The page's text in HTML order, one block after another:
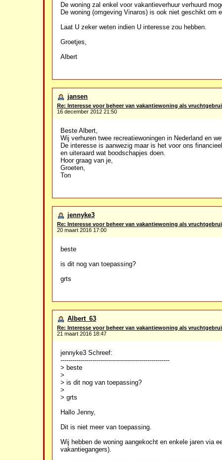
De woning zal enkel voor vakantieverhuur verhuurd
De woning (omgeving Vinaros) is ook niet geschikt om
Laat U zeker weten indien U interesse zou hebben.
Groetjes,
Albert
jansen
Re: Interesse voor beheer van vakantiewoning als
16 december 2012 21:50
Beste Albert,
Wij verhuren twee recreatiewoningen in Nederland en
De interesse is aanwezig maar is het voor ons
en uiteraard wat boodschapjes doen.
Hoor graag van je,
Groeten,
Ton
jennyke3
Re: Interesse voor beheer van vakantiewoning als
20 maart 2016 17:00
beste
is dit nog van toepassing?
grts
Albert_63
Re: Interesse voor beheer van vakantiewoning als
21 maart 2016 18:47
jennyke3 Schreef:
-------------------------------------------------------
> beste
>
> is dit nog van toepassing?
>
> grts
Hallo Jenny,
Dit is niet meer van toepassing.
Wij hebben de woning aangekocht en enkele jaren via
vakantiegangers).